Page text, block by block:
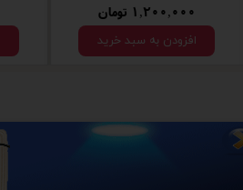
۱,۶۵۰,۰۰۰ تومان
افزودن به سبد خرید